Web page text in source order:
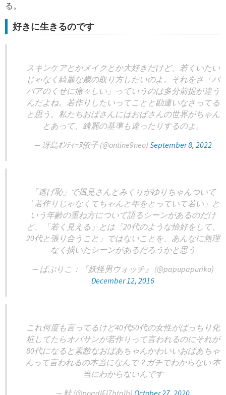
る。
好きに生きるのです
スキンケアとかメイクとか大好きだけど、若くいたい
じゃなく綺麗な歳の取り方したいのよ。それをさ「バ
バアのくせに痛々しい」っていうのは多分前提が違う
んだよね。若作りしたいってことと勘違いなさってる
と思う。私たちおばさんにはおばさんの世界がちゃん
とあって、綺麗の基準も違ったりするのよ。
— 冴島ｵﾝﾃｨｰﾇ依子 (@ontine9neo) September 8, 2022
「逃げ恥」で風見さんとみくりがゆりちゃんついて
「若作りじゃなくてちゃんと年をとっていて若い」と
いう年齢の重ね方について語るシーンがあるのだけ
ど、「若く見える」とは「20代のような恰好をして、
20代と張り合うこと」ではないことを、あんなに無理
なく描いたシーンがあるだろうかと思う
— ぱぷりこ：『妖怪男ウォッチ』 (@papupapuriko)
December 12, 2016
これ何度も言ってるけど40代50代の女性がばっちり化
粧してたらオバサンが若作りって言われるのにそれが
80代になると素敵なおばあちゃんかわいいおばあちゃ
んって言われるの本当になんで？ガチでわからない 本
当にわからないんです